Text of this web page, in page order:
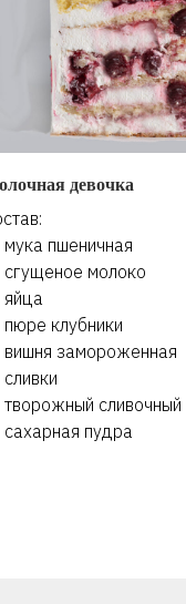
девочка
мука пшеничная
сгущеное молоко
яйца
пюре клубники
вишня замороженная
сливки
творожный
сахарная пудра